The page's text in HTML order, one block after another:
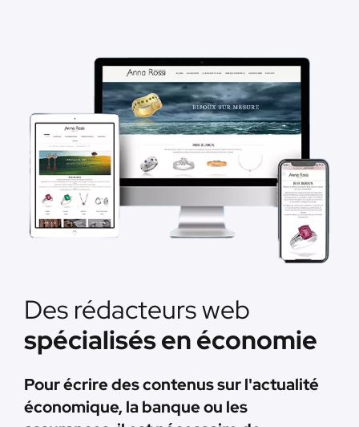
Des rédacteurs web
spécialisés en économie
Pour écrire des contenus sur l'actualité
économique, la banque ou les